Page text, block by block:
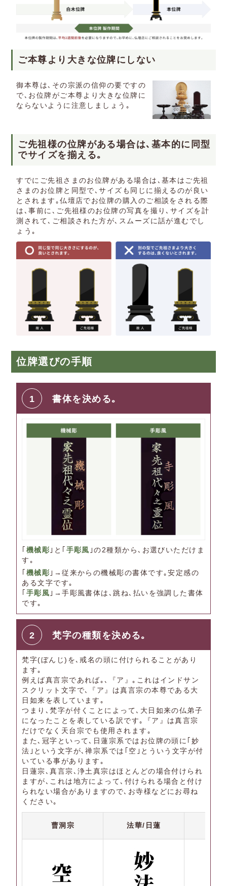
ご本尊より大きな位牌にしない
御本尊は､その宗派の信仰の要ですの
で､お位牌がご本尊より大きな位牌に
ならないように注意しましょう｡
ご先祖様の位牌がある場合は､基本的に同型
でサイズを揃える｡
すでにご先祖さまのお位牌がある場合は､基本はご先祖
さまのお位牌と同型で､サイズも同じに揃えるのが良い
とされます｡仏壇店でお位牌の購入のご相談をされる際
は､事前に､ご先祖様のお位牌の写真を撮り､サイズを計
測されて､ご相談された方が､スムーズに話が進むでし
ょう｡
位牌選びの手順
1 書体を決める｡
｢ 機械彫 ｣と｢ 手彫風 ｣の2種類から､お選びいただけま
す｡
｢ 機械彫 ｣→従来からの機械彫の書体です｡安定感の
ある文字です｡
｢ 手彫風 ｣→手彫風書体は､跳ね､払いを強調した書体
です｡
2 梵字の種類を決める｡
梵字(ぼんじ)を､戒名の頭に付けられることがあり
ます｡
例えば真言宗であれば｡､『ア』｡これはインドサン
スクリット文字で､『ア』は真言宗の本尊である大
日如来を表しています｡
つまり､梵字が付くことによって､大日如来の仏弟子
になったことを表している訳です｡『ア』は真言宗
だけでなく天台宗でも使用されます｡
また､冠字といって､日蓮宗系ではお位牌の頭に｢妙
法｣という文字が､禅宗系では｢空｣とういう文字が付
いている事があります｡
日蓮宗､真言宗､浄土真宗はほとんどの場合付けられ
ますが､これは地方によって､付けられる場合と付け
られない場合がありますので､お寺様などにお尋ね
ください｡
曹洞宗 法華/日蓮